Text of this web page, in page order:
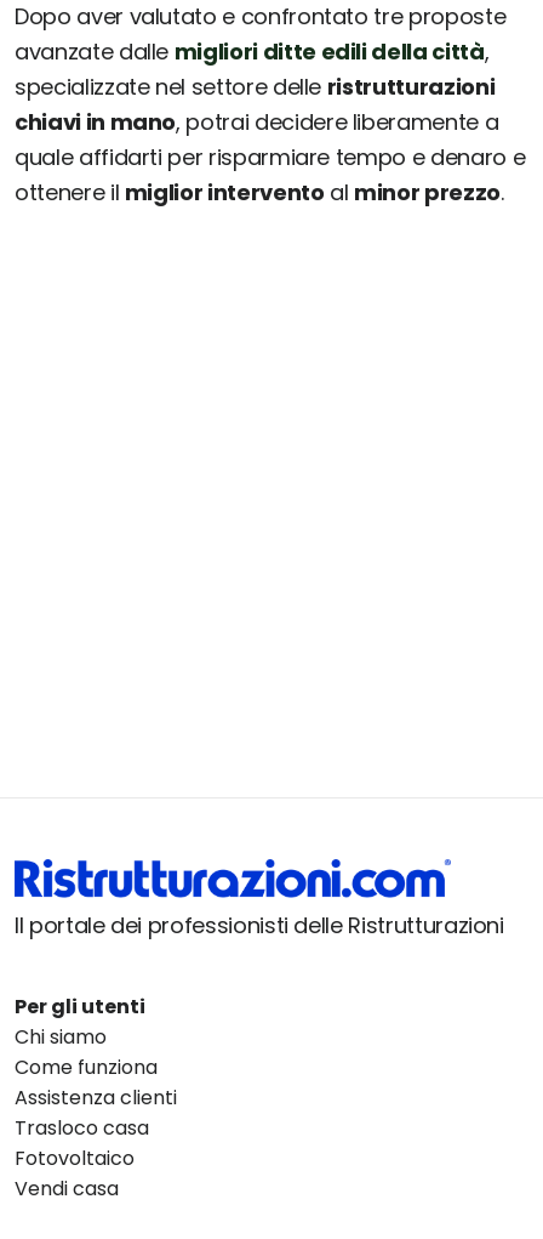
Dopo aver valutato e confrontato tre proposte
avanzate dalle migliori ditte edili della città,
specializzate nel settore delle ristrutturazioni
chiavi in mano, potrai decidere liberamente a
quale affidarti per risparmiare tempo e denaro e
ottenere il miglior intervento al minor prezzo.
Il portale dei professionisti delle Ristrutturazioni
Per gli utenti
Chi siamo
Come funziona
Assistenza clienti
Trasloco casa
Fotovoltaico
Vendi casa